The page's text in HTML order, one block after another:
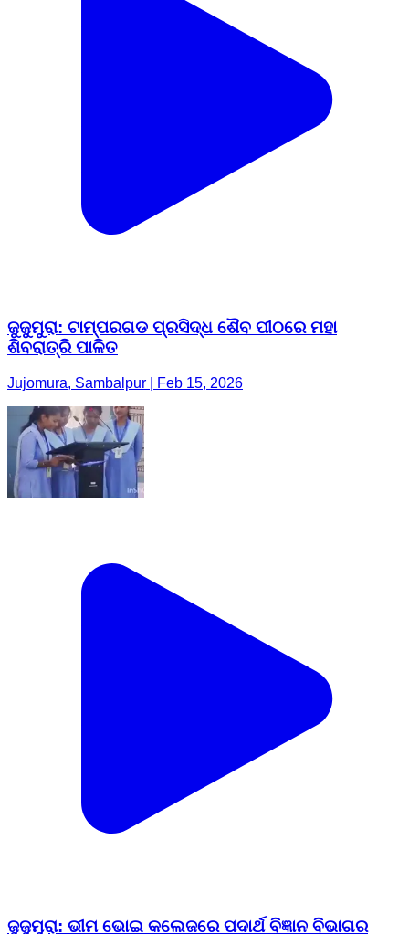
ଜୁଜୁମୁରା: ଟାମ୍ପରଗଡ ପ୍ରସିଦ୍ଧ ଶୈବ ପୀଠରେ ମହା
ଶିବରାତ୍ରି ପାଳିତ
Jujomura, Sambalpur | Feb 15, 2026
ଜୁଜୁମୁରା: ଭୀମ ଭୋଇ କଲେଜରେ ପଦାର୍ଥ ବିଜ୍ଞାନ ବିଭାଗର